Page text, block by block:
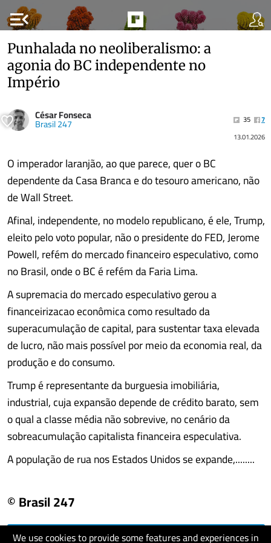
menu_open
We use cookies to provide some features and experiences in
Punhalada no neoliberalismo: a
agonia do BC independente no
Império
César Fonseca
Brasil 247 35
7
13.01.2026
O imperador laranjão, ao que parece, quer o BC
dependente da Casa Branca e do tesouro americano, não
de Wall Street.
Afinal, independente, no modelo republicano, é ele, Trump,
eleito pelo voto popular, não o presidente do FED, Jerome
Powell, refém do mercado financeiro especulativo, como
no Brasil, onde o BC é refém da Faria Lima.
A supremacia do mercado especulativo gerou a
financeirizacao econômica como resultado da
superacumulação de capital, para sustentar taxa elevada
de lucro, não mais possível por meio da economia real, da
produção e do consumo.
Trump é representante da burguesia imobiliária,
industrial, cuja expansão depende de crédito barato, sem
o qual a classe média não sobrevive, no cenário da
sobreacumulação capitalista financeira especulativa.
A população de rua nos Estados Unidos se expande,........
© Brasil 247